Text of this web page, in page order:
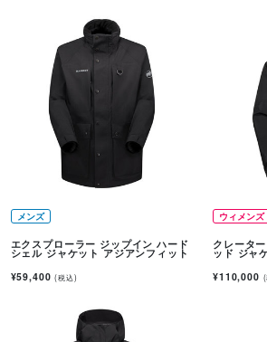
メンズ
エクスプローラー ジップイン ハード
シェル ジャケット アジアンフィット
¥59,400(税込)
ウィメンズ
クレータ
ッド ジャ
¥110,000